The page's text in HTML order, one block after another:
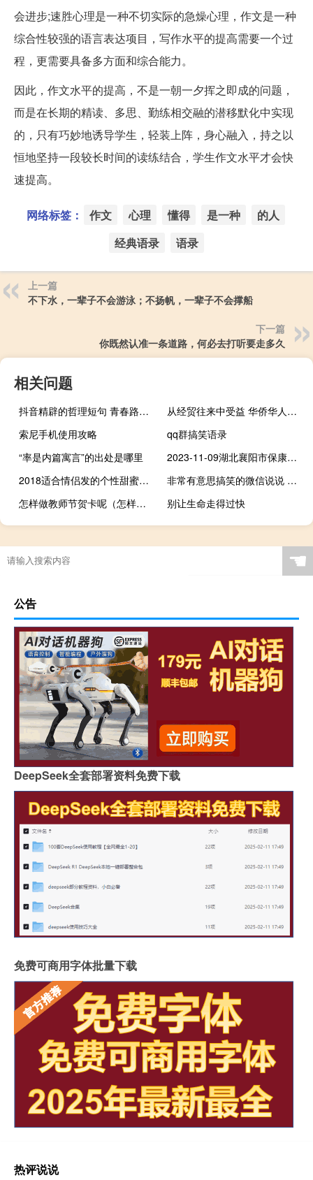
会进步;速胜心理是一种不切实际的急燥心理，作文是一种
综合性较强的语言表达项目，写作水平的提高需要一个过
程，更需要具备多方面和综合能力。
因此，作文水平的提高，不是一朝一夕挥之即成的问题，
而是在长期的精读、多思、勤练相交融的潜移默化中实现
的，只有巧妙地诱导学生，轻装上阵，身心融入，持之以
恒地坚持一段较长时间的读练结合，学生作文水平才会快
速提高。
网络标签： 作文 心理 懂得 是一种
的人
经典语录
语录
上一篇
不下水，一辈子不会游泳；不扬帆，一辈子不会撑船
下一篇
你既然认准一条道路，何必去打听要走多久
相关问题
抖音精辟的哲理短句 青春路上教会你成长的哲理句子
从经贸往来中受益 华侨华人给中国经济韧劲点赞
索尼手机使用攻略
qq群搞笑语录
“率是内篇寓言”的出处是哪里
2023-11-09湖北襄阳市保康县(松树菌)的报价是多少
2018适合情侣发的个性甜蜜说说 你若不离不弃我必生死相依
非常有意思搞笑的微信说说 专治不开心的句子
怎样做教师节贺卡呢（怎样做教师节贺卡）
别让生命走得过快
☚
公告
DeepSeek全套部署资料免费下载
免费可商用字体批量下载
热评说说